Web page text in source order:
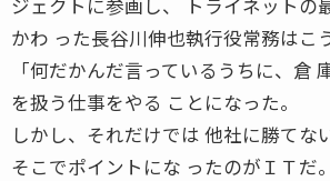
かわ った長谷川伸也執行役常務はこ
「何だかんだ言っているうちに、倉
を扱う仕事をやる ことになった。
しかし、それだけでは 他社に勝てな
そこでポイントにな ったのがＩＴだ。